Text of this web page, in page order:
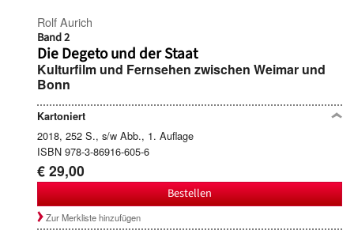
Rolf Aurich
Band 2
Die Degeto und der Staat
Kulturfilm und Fernsehen zwischen Weimar und
Bonn
Kartoniert
2018, 252 S., s/w Abb., 1. Auflage
ISBN 978-3-86916-605-6
€ 29,00
Bestellen
Zur Merkliste hinzufügen